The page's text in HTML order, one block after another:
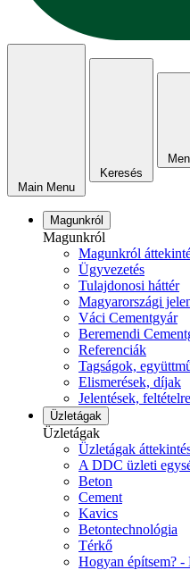
Main Menu
Keresés
Magunkról
Magunkról
Magunkról
Ügyvezetés
Tulajdonosi háttér
Magyarországi
Váci Cementgyár
Beremendi
Referenciák
Tagságok,
Elismerések, díjak
Jelentések,
Üzletágak
Üzletágak
Üzletágak
A DDC üzleti
Beton
Cement
Kavics
Betontechnológia
Térkő
Hogyan építsem? -